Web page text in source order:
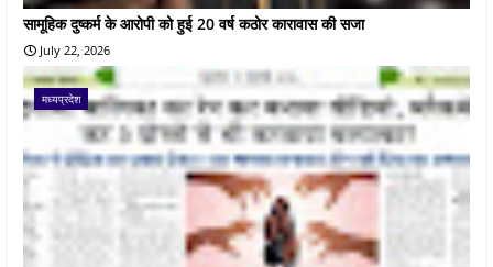
सामूहिक दुष्कर्म के आरोपी को हुई 20 वर्ष कठोर कारावास की सजा
July 22, 2026
मध्यप्रदेश